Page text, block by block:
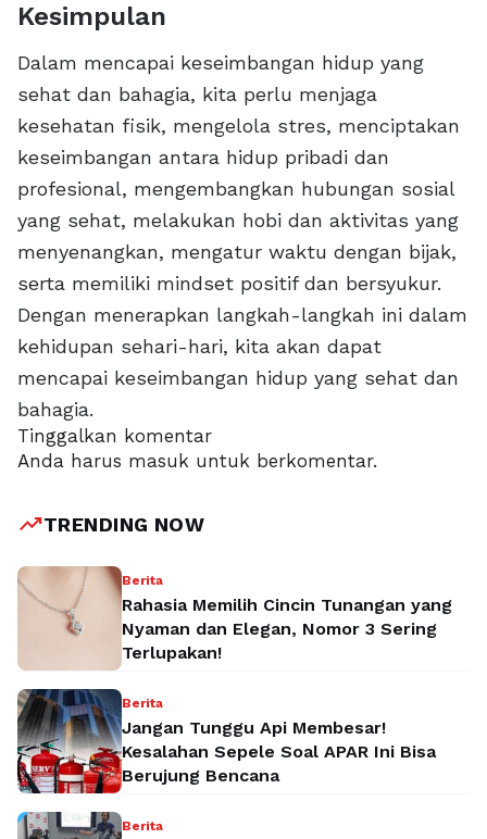
Kesimpulan
Dalam mencapai keseimbangan hidup yang
sehat dan bahagia, kita perlu menjaga
kesehatan fisik, mengelola stres, menciptakan
keseimbangan antara hidup pribadi dan
profesional, mengembangkan hubungan sosial
yang sehat, melakukan hobi dan aktivitas yang
menyenangkan, mengatur waktu dengan bijak,
serta memiliki mindset positif dan bersyukur.
Dengan menerapkan langkah-langkah ini dalam
kehidupan sehari-hari, kita akan dapat
mencapai keseimbangan hidup yang sehat dan
bahagia.
Tinggalkan komentar
Anda harus masuk untuk berkomentar.
trending_upTRENDING NOW
Berita
Rahasia Memilih Cincin Tunangan yang
Nyaman dan Elegan, Nomor 3 Sering
Terlupakan!
Berita
Jangan Tunggu Api Membesar!
Kesalahan Sepele Soal APAR Ini Bisa
Berujung Bencana
Berita